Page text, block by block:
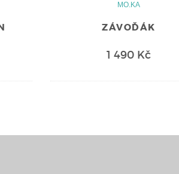
MO.KA
ZÁVOĎÁK
1 490 Kč